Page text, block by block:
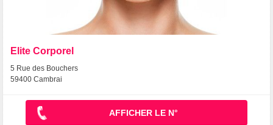
Elite Corporel
5 Rue des Bouchers
59400 Cambrai
AFFICHER LE N°